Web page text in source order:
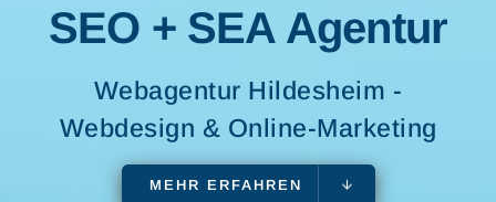
SEO + SEA Agentur
Webagentur Hildesheim -
Webdesign & Online-Marketing
MEHR ERFAHREN